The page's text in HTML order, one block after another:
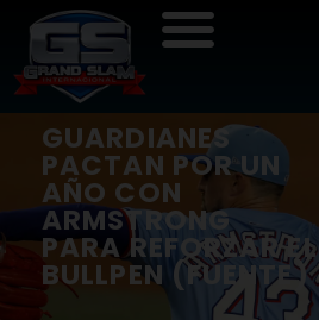
GUARDIANES
PACTAN POR UN
AÑO CON
ARMSTRONG
PARA REFORZAR EL
BULLPEN (FUENTE)